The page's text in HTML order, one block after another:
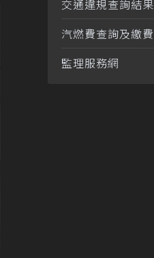
交通違規查詢結果
汽燃費查詢及繳費
監理服務網